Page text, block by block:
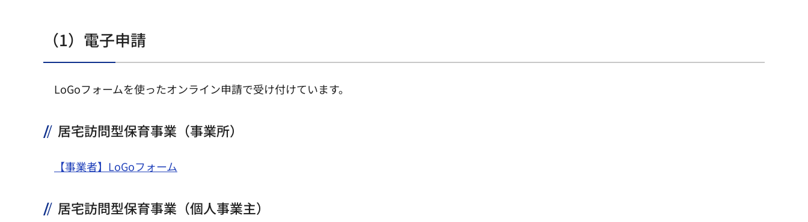
（1）電子申請
LoGoフォームを使ったオンライン申請で受け付けています。
居宅訪問型保育事業（事業所）
【事業者】LoGoフォーム
居宅訪問型保育事業（個人事業主）